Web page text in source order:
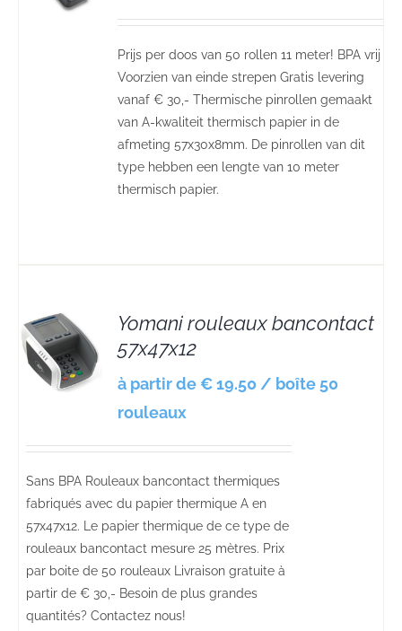
Prijs per doos van 50 rollen 11 meter! BPA vrij
Voorzien van einde strepen Gratis levering
vanaf € 30,- Thermische pinrollen gemaakt
van A-kwaliteit thermisch papier in de
afmeting 57x30x8mm. De pinrollen van dit
type hebben een lengte van 10 meter
thermisch papier.
Yomani rouleaux bancontact
57x47x12
à partir de € 19.50 / boîte 50
rouleaux
Sans BPA Rouleaux bancontact thermiques
fabriqués avec du papier thermique A en
57x47x12. Le papier thermique de ce type de
rouleaux bancontact mesure 25 mètres. Prix
par boite de 50 rouleaux Livraison gratuite à
partir de € 30,- Besoin de plus grandes
quantités? Contactez nous!